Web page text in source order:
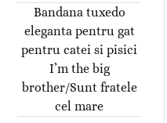
Bandana tuxedo
eleganta pentru gat
pentru catei si pisici
I’m the big
brother/Sunt fratele
cel mare